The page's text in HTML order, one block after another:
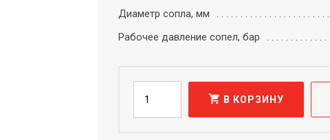
Диаметр сопла, мм
Рабочее давление сопел, бар
shopping_cart В КОРЗИНУ